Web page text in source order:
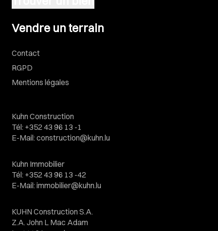
Vendre un terrain
Contact
RGPD
Mentions légales
Kuhn Construction
Tél: +352 43 96 13 -1
E-Mail: construction@kuhn.lu
Kuhn Immobilier
Tél: +352 43 96 13 -42
E-Mail: immobilier@kuhn.lu
KUHN Construction S.A.
Z.A. John L Mac Adam